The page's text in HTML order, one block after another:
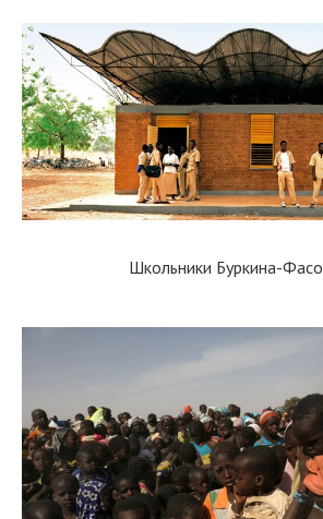
Школьники Буркина-Фасо